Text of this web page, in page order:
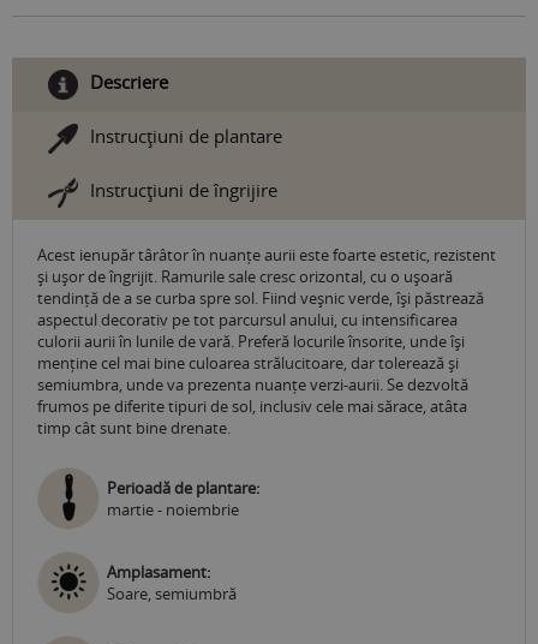
Descriere
Instrucţiuni de plantare
Instrucţiuni de îngrijire
Acest ienupăr târâtor în nuanțe aurii este foarte estetic, rezistent
și ușor de îngrijit. Ramurile sale cresc orizontal, cu o ușoară
tendință de a se curba spre sol. Fiind veșnic verde, își păstrează
aspectul decorativ pe tot parcursul anului, cu intensificarea
culorii aurii în lunile de vară. Preferă locurile însorite, unde își
menține cel mai bine culoarea strălucitoare, dar tolerează și
semiumbra, unde va prezenta nuanțe verzi-aurii. Se dezvoltă
frumos pe diferite tipuri de sol, inclusiv cele mai sărace, atâta
timp cât sunt bine drenate.
Perioadă de plantare:
martie - noiembrie
Amplasament:
Soare, semiumbră